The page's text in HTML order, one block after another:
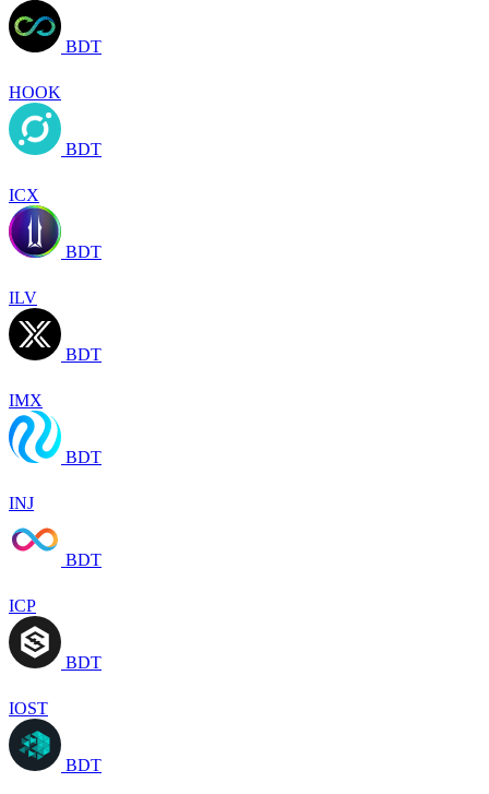
BDT
HOOK
BDT
ICX
BDT
ILV
BDT
IMX
BDT
INJ
BDT
ICP
BDT
IOST
BDT